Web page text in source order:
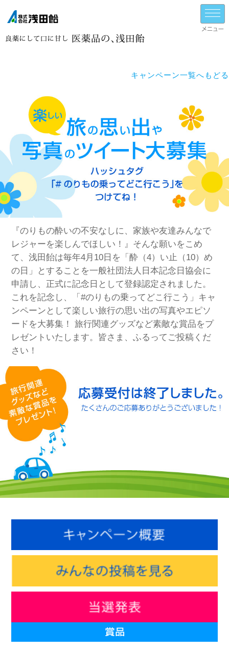
キャンペーン一覧へもどる
『のりもの酔いの不安なしに、家族や友達みんなで
レジャーを楽しんでほしい！』そんな願いをこめ
て、浅田飴は毎年4月10日を「酔（4）い止（10）め
の日」とすることを一般社団法人日本記念日協会に
申請し、正式に記念日として登録認定されました。
これを記念し、「#のりもの乗ってどこ行こう」キャ
ンペーンとして楽しい旅行の思い出の写真やエピソ
ードを大募集！ 旅行関連グッズなど素敵な賞品をプ
レゼントいたします。皆さま、ふるってご投稿くだ
さい！